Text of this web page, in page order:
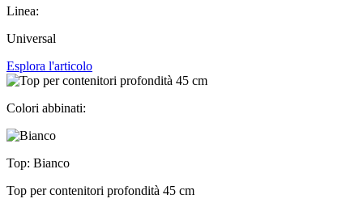
Linea:
Universal
Esplora l'articolo
Colori abbinati:
Top: Bianco
Top per contenitori profondità 45 cm